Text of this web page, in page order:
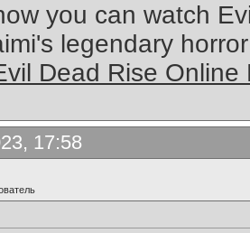
you can watch
legendary
Dead Rise Online
17:58